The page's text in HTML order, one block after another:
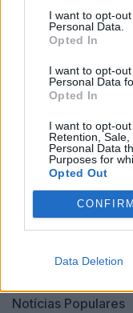
I want to opt-
Personal Data.
Opted In
I want to opt-
Personal Data
Opted In
I want to opt-
Retention,
Personal Data
Purposes for
Opted Out
CONFIRM
Data Deletion
Recorde-se que o
Municipal de Vila
Famalicão Made
intervenientes do
famalicense.
elevador
quarta edição
Notícias Populares